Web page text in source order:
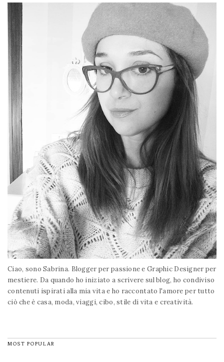
Ciao, sono Sabrina. Blogger per passione e Graphic Designer per
mestiere. Da quando ho iniziato a scrivere sul blog, ho condiviso
contenuti ispirati alla mia vita e ho raccontato l'amore per tutto
ciò che è casa, moda, viaggi, cibo, stile di vita e creatività.
MOST POPULAR